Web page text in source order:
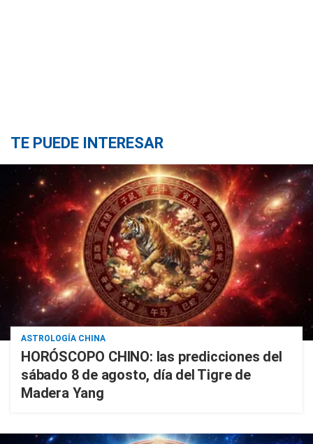
TE PUEDE INTERESAR
ASTROLOGÍA CHINA
HORÓSCOPO CHINO: las predicciones del
sábado 8 de agosto, día del Tigre de
Madera Yang